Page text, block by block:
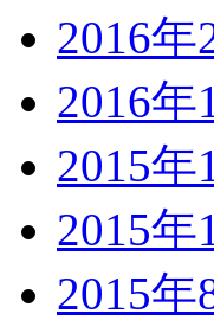
2016年
2016年
2015年
2015年
2015年